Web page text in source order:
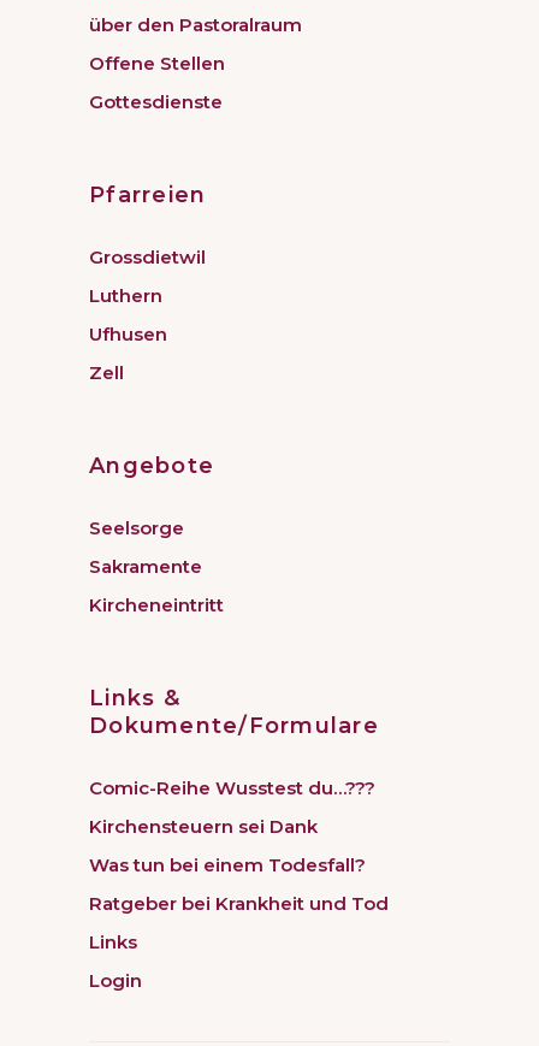
über den Pastoralraum
Offene Stellen
Gottesdienste
Pfarreien
Grossdietwil
Luthern
Ufhusen
Zell
Angebote
Seelsorge
Sakramente
Kircheneintritt
Links &
Dokumente/Formulare
Comic-Reihe Wusstest du…???
Kirchensteuern sei Dank
Was tun bei einem Todesfall?
Ratgeber bei Krankheit und Tod
Links
Login